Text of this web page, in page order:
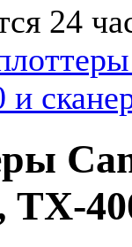
24
TX-